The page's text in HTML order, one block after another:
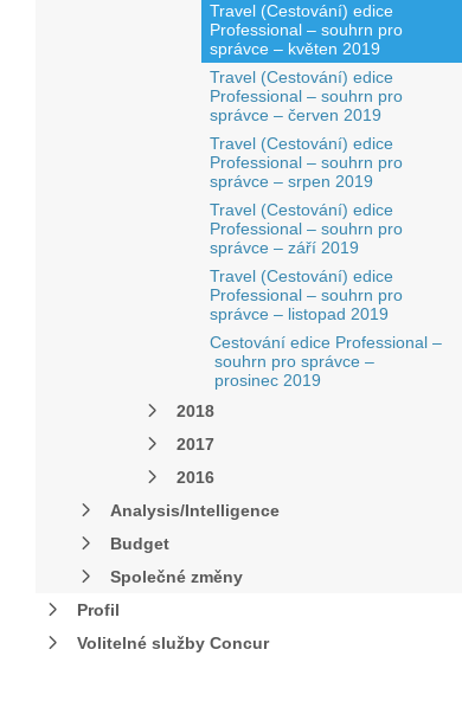
Travel (Cestování) edice
Professional – souhrn pro
správce – květen 2019
Travel (Cestování) edice
Professional – souhrn pro
správce – červen 2019
Travel (Cestování) edice
Professional – souhrn pro
správce – srpen 2019
Travel (Cestování) edice
Professional – souhrn pro
správce – září 2019
Travel (Cestování) edice
Professional – souhrn pro
správce – listopad 2019
Cestování edice Professional –
souhrn pro správce –
prosinec 2019
2018
2017
2016
Analysis/Intelligence
Budget
Společné změny
Profil
Volitelné služby Concur